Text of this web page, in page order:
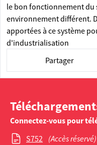
le bon fonctionnement du
environnement différent.
apportées à ce système
d'industrialisation
Partager
Connectez-vous pour
S752 (Accès réservé)